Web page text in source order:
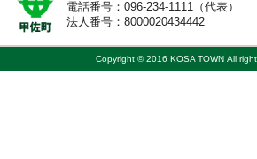
電話番号：096-234-1111（代表）
法人番号：8000020434442
Copyright © 2016 KOSA TOWN All